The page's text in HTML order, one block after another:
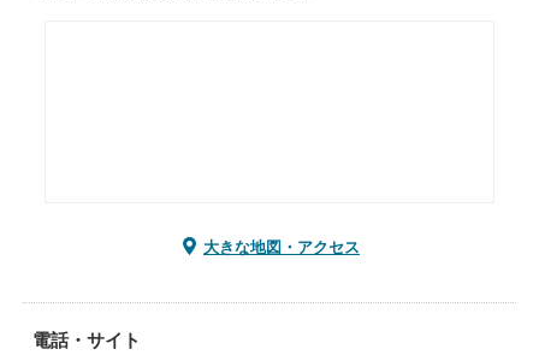
大きな地図・アクセス
電話・サイト